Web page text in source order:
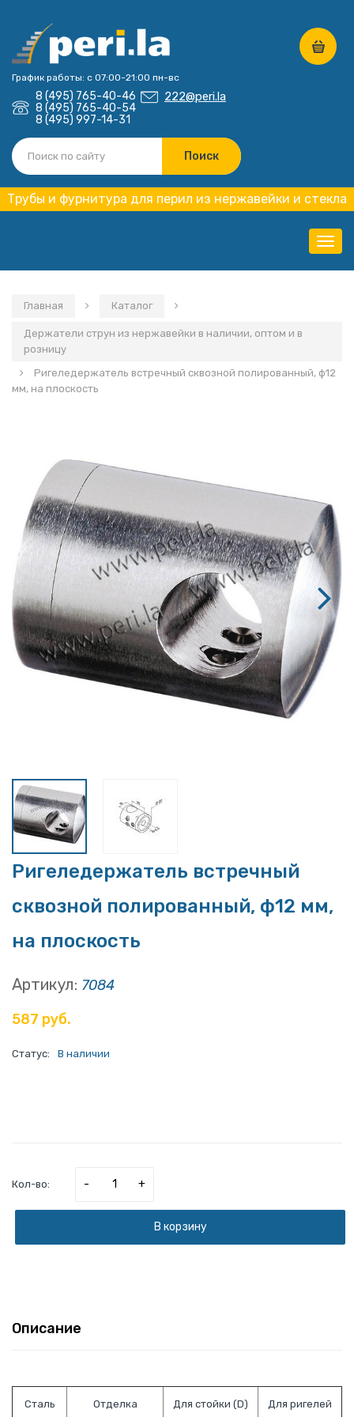
График работы: с 07:00-21:00 пн-вс
8 (495) 765-40-46
8 (495) 765-40-54
8 (495) 997-14-31
222@peri.la
Трубы и фурнитура для перил из нержавейки и стекла
Главная Каталог
Держатели струн из нержавейки в наличии, оптом и в
розницу
Ригеледержатель встречный сквозной полированный, ф12
мм, на плоскость
Ригеледержатель встречный
сквозной полированный, ф12 мм,
на плоскость
Артикул: 7084
587 руб.
Статус: В наличии
Кол-во: - +
В корзину
Описание
Сталь Отделка Для стойки (D) Для ригелей